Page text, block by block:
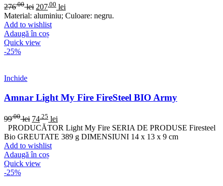
276.00 lei 207.00 lei
Material: aluminiu; Culoare: negru.
Add to wishlist
Adaugă în coș
Quick view
-25%
Inchide
Amnar Light My Fire FireSteel BIO Army
99.00 lei 74 .25 lei
PRODUCĂTOR Light My Fire SERIA DE PRODUSE Firesteel
Bio GREUTATE 389 g DIMENSIUNI 14 x 13 x 9 cm
Add to wishlist
Adaugă în coș
Quick view
-25%